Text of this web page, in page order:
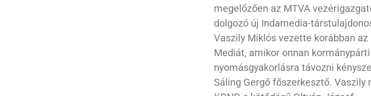
megelőzően az MTVA
dolgozó új Indamedia-
Vaszily Miklós vezette korábban az
Mediát, amikor onnan kormánypárti
nyomásgyakorlásra távozni
Sáling Gergő főszerkesztő. Vaszily